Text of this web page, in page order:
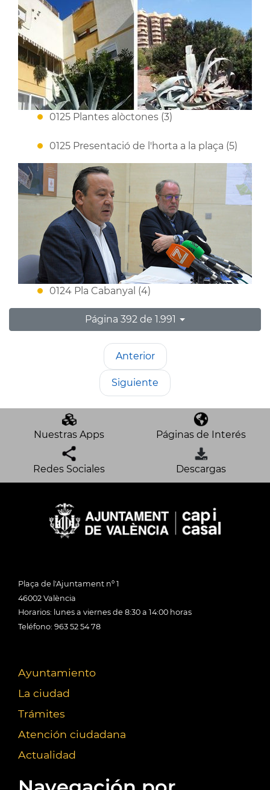
0125 Plantes alòctones (3)
0125 Presentació de l'horta a la plaça (5)
0124 Pla Cabanyal (4)
Página 392 de 1.991
Anterior
Siguiente
Nuestras Apps Páginas de Interés
Redes Sociales Descargas
Plaça de l'Ajuntament nº 1
46002 València
Horarios: lunes a viernes de 8:30 a 14:00 horas
Teléfono: 963 52 54 78
Ayuntamiento
La ciudad
Trámites
Atención ciudadana
Actualidad